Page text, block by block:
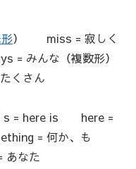
） miss = 寂しく
みんな（複数形）
くさん
= here is here =
= 何か、も
なた